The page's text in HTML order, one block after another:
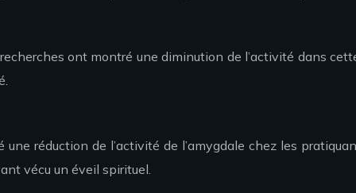
ont montré une diminution de l’activité dans
réduction de l’activité de l’amygdale chez les
vécu un éveil spirituel.